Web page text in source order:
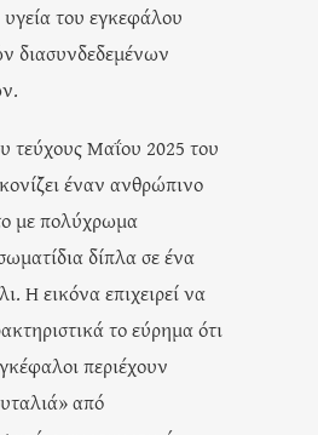
του εγκεφάλου
διασυνδεδεμένων
τεύχους Μαΐου 2025 του
έναν ανθρώπινο
με πολύχρωμα
δίπλα σε ένα
Η εικόνα επιχειρεί να
το εύρημα ότι
περιέχουν
από